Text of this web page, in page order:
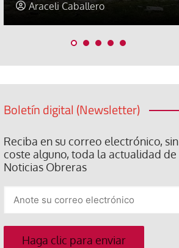
Jorge Hernández
Boletín digital (Newsletter)
Reciba en su correo electrónico, sin
coste alguno, toda la actualidad de
Noticias Obreras
su
correo
electrónico
Haga clic para enviar